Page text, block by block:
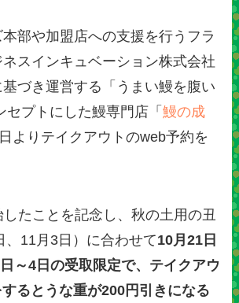
部や加盟店への支援を行うフラ
スインキュベーション株式会社
づき運営する「うまい鰻を腹い
セプトにした鰻専門店「鰻の成
よりテイクアウトのweb予約を
たことを記念し、秋の土用の丑
、11月3日）に合わせて10月21日
～4日の受取限定で、テイクアウ
するとうな重が200円引きになる